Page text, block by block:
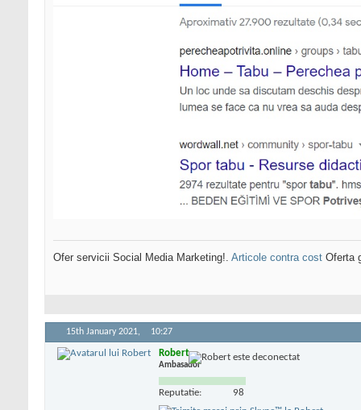
Ofer servicii Social Media Marketing!. Articole contra cost Oferta
15th January 2021, 10:27
Robert
Ambasador
Reputatie: 98